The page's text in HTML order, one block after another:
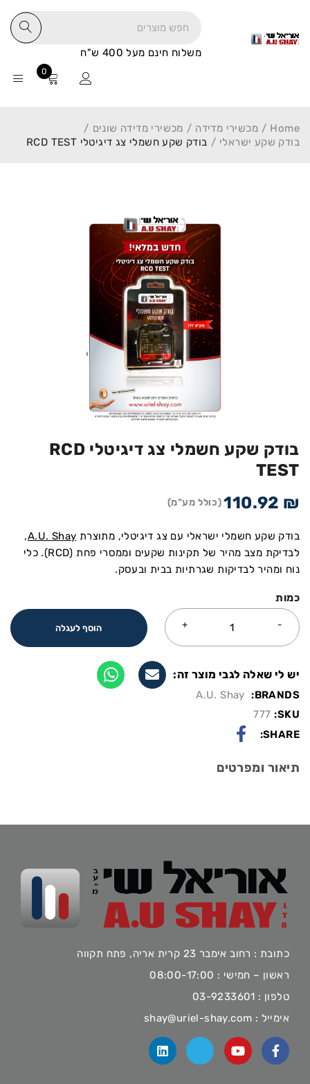
משלוח חינם מעל 400 ש"ח
0
Home
/ מכשירי מדידה / מכשירי מדידה שונים /
בודק שקע ישראלי / בודק שקע חשמלי צג דיגיטלי RCD TEST
בודק שקע חשמלי צג דיגיטלי RCD
TEST
110.92 ₪ (כולל מע"מ)
בודק שקע חשמלי ישראלי עם צג דיגיטלי, מתוצרת A.U. Shay
,
לבדיקת מצב מהיר של תקינות שקעים וממסרי פחת (RCD). כלי
נוח ומהיר לבדיקות שגרתיות בבית ובעסק.
כמות
הוסף לעגלה
יש לי שאלה לגבי מוצר זה:
BRANDS:
A.U. Shay
SKU:
777
SHARE:
תיאור ומפרטים
כתובת : רחוב אימבר 23 קרית אריה, פתח תקווה
ראשון – חמישי : 08:00-17:00
טלפון : 03-9233601
אימייל : shay@uriel-shay.com